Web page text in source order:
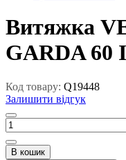
Витяжка
GARDA 60
Код товару: Q19448
Залишити відгук
В кошик